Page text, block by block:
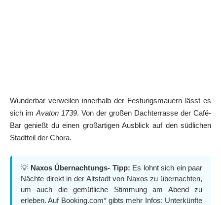
Wunderbar verweilen innerhalb der Festungsmauern lässt es
sich im Avaton 1739. Von der großen Dachterrasse der Café-
Bar genießt du einen großartigen Ausblick auf den südlichen
Stadtteil der Chora.
💡 Naxos Übernachtungs- Tipp: Es lohnt sich ein paar
Nächte direkt in der Altstadt von Naxos zu übernachten,
um auch die gemütliche Stimmung am Abend zu
erleben. Auf Booking.com* gibts mehr Infos: Unterkünfte